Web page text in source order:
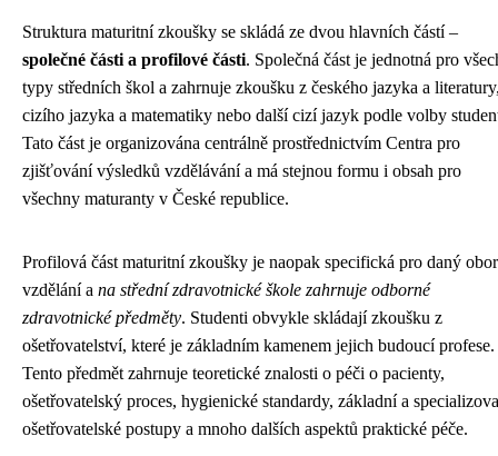
Struktura maturitní zkoušky se skládá ze dvou hlavních částí –
společné části a profilové části. Společná část je jednotná pro
typy středních škol a zahrnuje zkoušku z českého jazyka a
cizího jazyka a matematiky nebo další cizí jazyk podle volby
Tato část je organizována centrálně prostřednictvím Centra pro
zjišťování výsledků vzdělávání a má stejnou formu i obsah pro
všechny maturanty v České republice.
Profilová část maturitní zkoušky je naopak specifická pro daný obor
vzdělání a na střední zdravotnické škole zahrnuje odborné
zdravotnické předměty. Studenti obvykle skládají zkoušku z
ošetřovatelství, které je základním kamenem jejich budoucí profese.
Tento předmět zahrnuje teoretické znalosti o péči o pacienty,
ošetřovatelský proces, hygienické standardy, základní a
ošetřovatelské postupy a mnoho dalších aspektů praktické péče.